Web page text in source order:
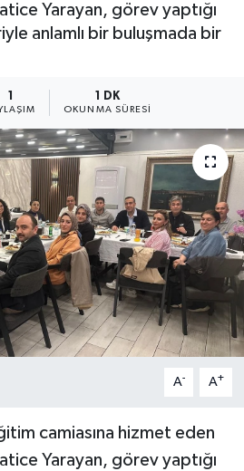
Yarayan, görev yaptığı
anlamlı bir buluşmada bir
1 1 DK
OKUNMA SÜRESI
A- A+
camiasına hizmet eden
Yarayan, görev yaptığı